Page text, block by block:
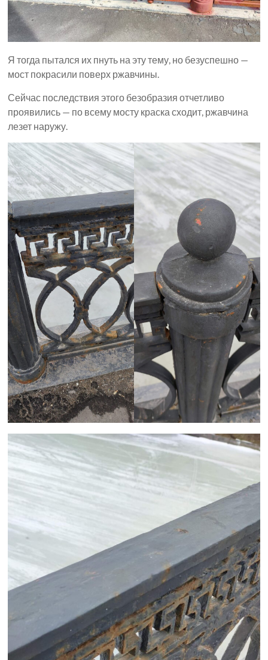
Я тогда пытался их пнуть на эту тему, но безуспешно —
мост покрасили поверх ржавчины.
Сейчас последствия этого безобразия отчетливо
проявились — по всему мосту краска сходит, ржавчина
лезет наружу.